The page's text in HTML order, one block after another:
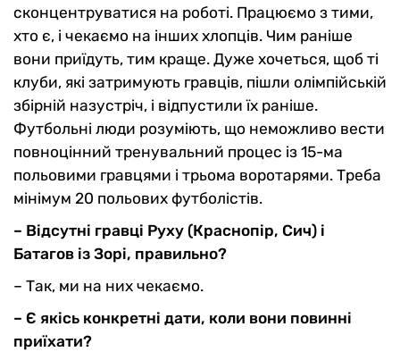
сконцентруватися на роботі. Працюємо з тими,
хто є, і чекаємо на інших хлопців. Чим раніше
вони приїдуть, тим краще. Дуже хочеться, щоб ті
клуби, які затримують гравців, пішли олімпійській
збірній назустріч, і відпустили їх раніше.
Футбольні люди розуміють, що неможливо вести
повноцінний тренувальний процес із 15-ма
польовими гравцями і трьома воротарями. Треба
мінімум 20 польових футболістів.
– Відсутні гравці Руху (Краснопір, Сич) і
Батагов із Зорі, правильно?
– Так, ми на них чекаємо.
– Є якісь конкретні дати, коли вони повинні
приїхати?